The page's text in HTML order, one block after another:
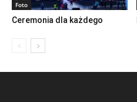
Foto
Ceremonia dla każdego